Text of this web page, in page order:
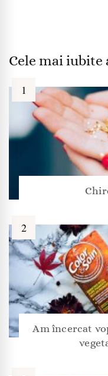
Cele mai iubite
Am încercat